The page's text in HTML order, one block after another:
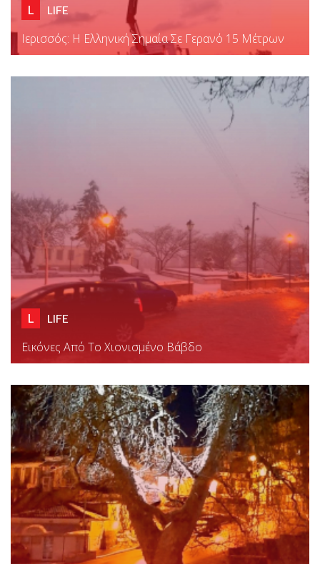
L LIFE
Ιερισσός: Η Ελληνική Σημαία Σε Γερανό 15 Μέτρων
L LIFE
Εικόνες Από Το Χιονισμένο Βάβδο